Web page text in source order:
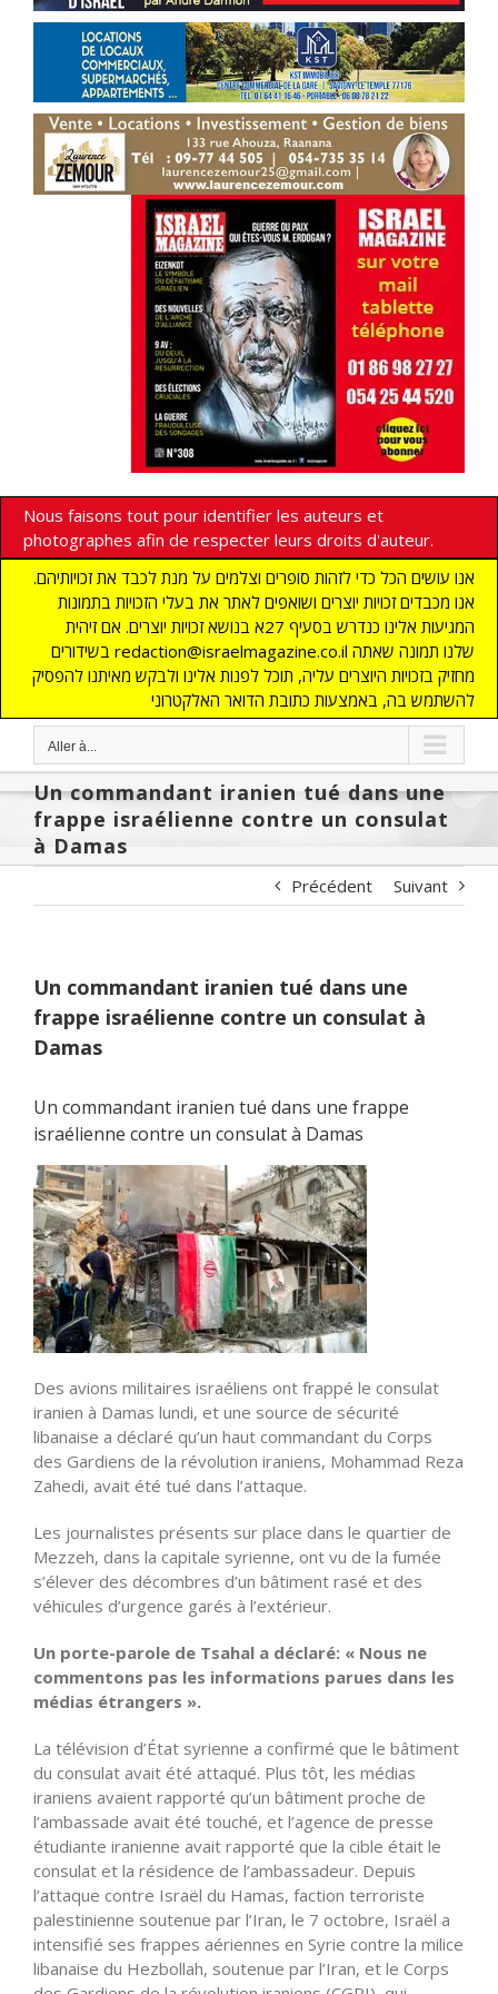
Nous faisons tout pour identifier les auteurs et
photographes afin de respecter leurs droits d'auteur.
אנו עושים הכל כדי לזהות סופרים וצלמים על מנת לכבד את זכויותיהם.
אנו מכבדים זכויות יוצרים ושואפים לאתר את בעלי הזכויות בתמונות
המגיעות אלינו כנדרש בסעיף 27א בנושא זכויות יוצרים. אם זיהית
בשידורים redaction@israelmagazine.co.il שלנו תמונה שאתה
מחזיק בזכויות היוצרים עליה, תוכל לפנות אלינו ולבקש מאיתנו להפסיק
להשתמש בה, באמצעות כתובת הדואר האלקטרוני
Aller à...
Un commandant iranien tué dans une
frappe israélienne contre un consulat
à Damas
Précédent Suivant
Un commandant iranien tué dans une
frappe israélienne contre un consulat à
Damas
Un commandant iranien tué dans une frappe
israélienne contre un consulat à Damas
Des avions militaires israéliens ont frappé le consulat
iranien à Damas lundi, et une source de sécurité
libanaise a déclaré qu’un haut commandant du Corps
des Gardiens de la révolution iraniens, Mohammad Reza
Zahedi, avait été tué dans l’attaque.
Les journalistes présents sur place dans le quartier de
Mezzeh, dans la capitale syrienne, ont vu de la fumée
s’élever des décombres d’un bâtiment rasé et des
véhicules d’urgence garés à l’extérieur.
Un porte-parole de Tsahal a déclaré: « Nous ne
commentons pas les informations parues dans les
médias étrangers ».
La télévision d’État syrienne a confirmé que le bâtiment
du consulat avait été attaqué. Plus tôt, les médias
iraniens avaient rapporté qu’un bâtiment proche de
l’ambassade avait été touché, et l’agence de presse
étudiante iranienne avait rapporté que la cible était le
consulat et la résidence de l’ambassadeur. Depuis
l’attaque contre Israël du Hamas, faction terroriste
palestinienne soutenue par l’Iran, le 7 octobre, Israël a
intensifié ses frappes aériennes en Syrie contre la milice
libanaise du Hezbollah, soutenue par l’Iran, et le Corps